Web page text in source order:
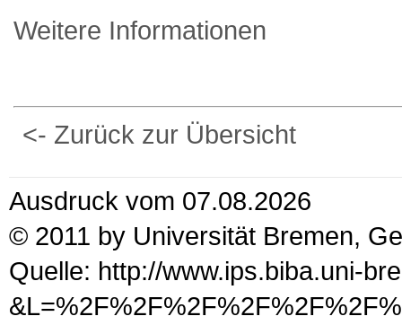
Weitere Informationen
<- Zurück zur Übersicht
Ausdruck vom 07.08.2026
© 2011 by Universität Bremen,
Quelle: http://www.ips.biba.uni-